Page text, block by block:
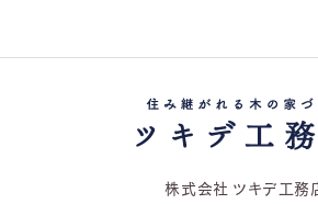
株式会社 ツキデ工務